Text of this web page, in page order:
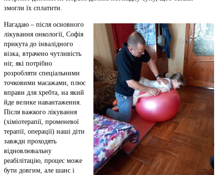
змогли їх сплатити.
Нагадаю – після основного
лікування онкології, Софія
прикута до інвалідного
візка, втрачено чутливість
ніг, які потрібно
розробляти спеціальними
точковими масажами, плюс
вправи для хребта, на який
йде велике навантаження.
Після важкого лікування
(хіміотерапії, променевої
терапії, операції) наші діти
завжди проходять
відновлювальну
реабілітацію, процес може
бути довгим, але шанс і